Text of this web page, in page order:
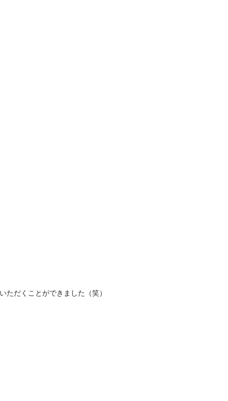
ただくことができました（笑）